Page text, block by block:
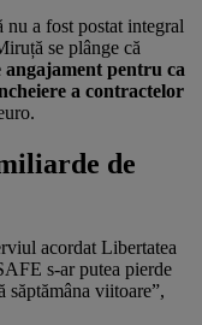
nu a fost postat integral
se plânge că
pentru ca
a contractelor
de
acordat Libertatea
s-ar putea pierde
săptămâna viitoare”,